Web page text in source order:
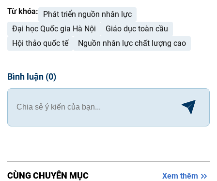
Từ khóa:
Phát triển nguồn nhân lực
Đại học Quốc gia Hà Nội
Giáo dục toàn cầu
Hội thảo quốc tế
Nguồn nhân lực chất lượng cao
Bình luận (0)
CÙNG CHUYÊN MỤC Xem thêm